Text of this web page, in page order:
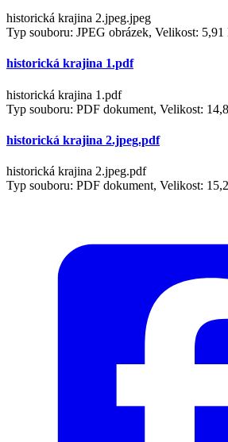
historická krajina 2.jpeg.jpeg
Typ souboru: JPEG obrázek, Velikost:
historická krajina 1.pdf
historická krajina 1.pdf
Typ souboru: PDF dokument, Velikost:
historická krajina 2.jpeg.pdf
historická krajina 2.jpeg.pdf
Typ souboru: PDF dokument, Velikost: